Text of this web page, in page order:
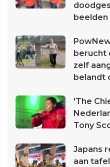
beelden
berucht
zelf
belandt
'The
Tony
Japans
aan